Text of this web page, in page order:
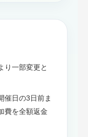
り一部変更と
催日の3日前ま
費を全額返金